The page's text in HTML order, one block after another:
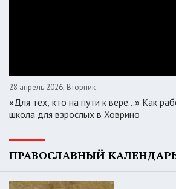
28 апрель 2026, Вторник
«Для тех, кто на пути к вере...» Как
школа для взрослых в Ховрино
ПРАВОСЛАВНЫЙ